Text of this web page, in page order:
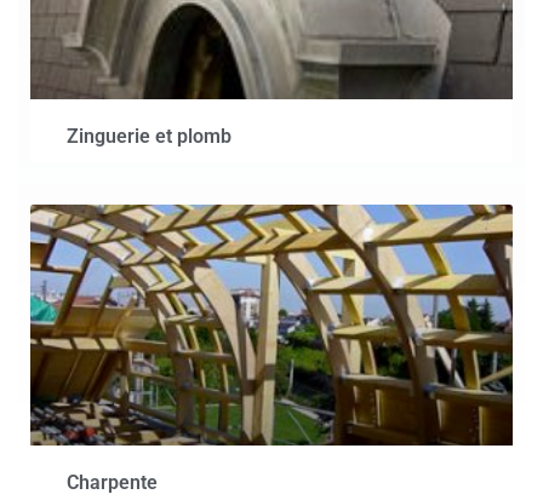
Zinguerie et plomb
Charpente